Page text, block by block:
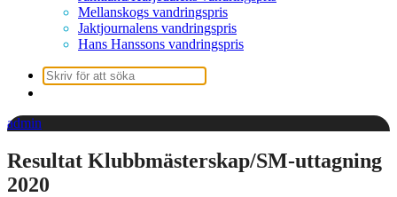
Mellanskogs vandringspris
Jaktjournalens vandringspris
Hans Hanssons vandringspris
Sök
efter:
admin
Resultat Klubbmästerskap/SM-uttagning
2020